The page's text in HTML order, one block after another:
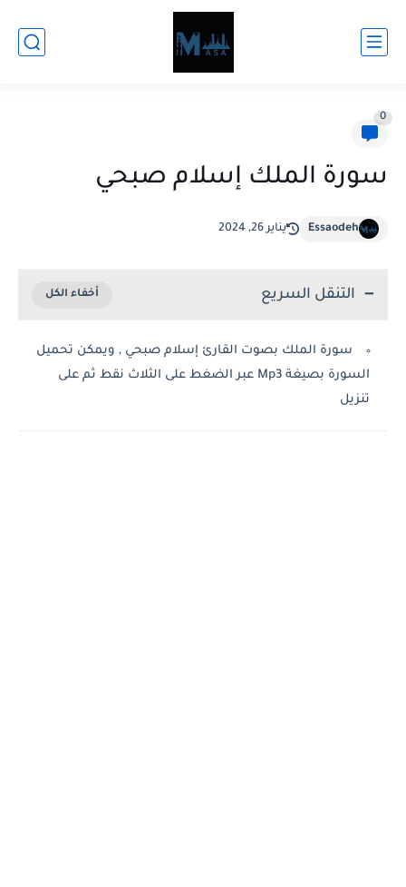
0
سورة الملك إسلام صبحي
Essaodeh يناير 26, 2024
التنقل السريع
سورة الملك بصوت القارئ إسلام صبحي , ويمكن تحميل
السورة بصيغة Mp3 عبر الضغط على الثلاث نقط ثم على
تنزيل